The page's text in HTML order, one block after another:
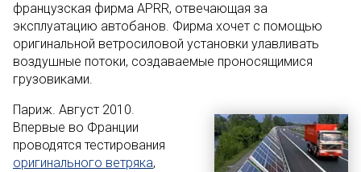
французская фирма APRR, отвечающая за
эксплуатацию автобанов. Фирма хочет с помощью
оригинальной ветросиловой установки улавливать
воздушные потоки, создаваемые проносящимися
грузовиками.
Париж. Август 2010.
Впервые во Франции
проводятся тестирования
оригинального ветряка,